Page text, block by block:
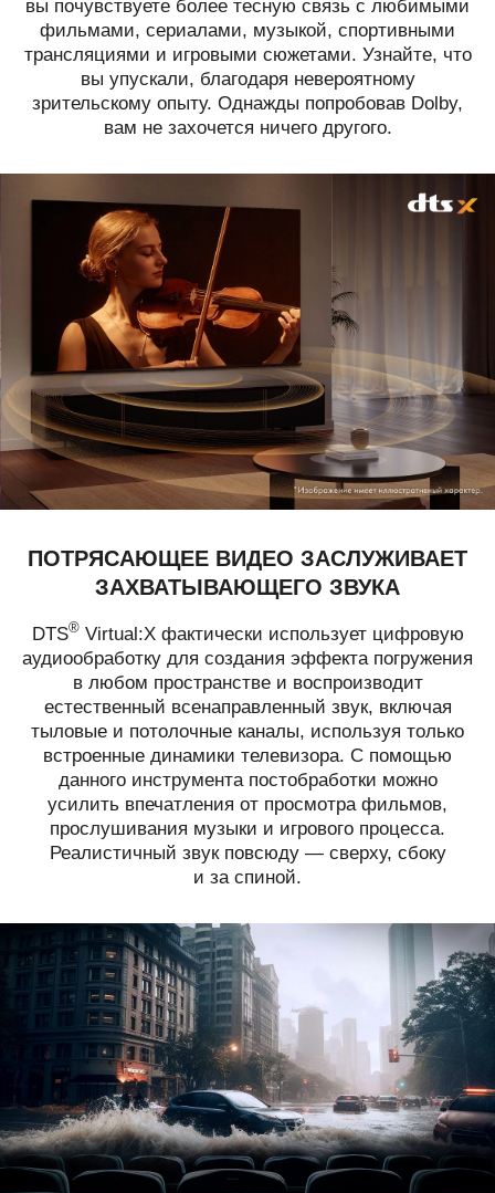
вы почувствуете более тесную связь с любимыми
фильмами, сериалами, музыкой, спортивными
трансляциями и игровыми сюжетами. Узнайте, что
вы упускали, благодаря невероятному
зрительскому опыту. Однажды попробовав Dolby,
вам не захочется ничего другого.
ПОТРЯСАЮЩЕЕ ВИДЕО ЗАСЛУЖИВАЕТ
ЗАХВАТЫВАЮЩЕГО ЗВУКА
DTS®Virtual:X фактически использует цифровую
аудиообработку для создания эффекта погружения
в любом пространстве и воспроизводит
естественный всенаправленный звук, включая
тыловые и потолочные каналы, используя только
встроенные динамики телевизора. С помощью
данного инструмента постобработки можно
усилить впечатления от просмотра фильмов,
прослушивания музыки и игрового процесса.
Реалистичный звук повсюду — сверху, сбоку
и за спиной.